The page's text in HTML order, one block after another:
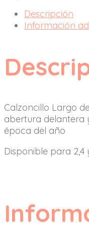
Descripción
Información
Calzoncillo Largo
abertura delantera
época del año
Disponible para